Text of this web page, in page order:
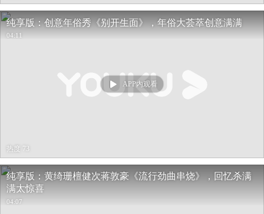
纯享版：创意年俗秀《别开生面》，年俗大荟萃创意满满
04:11
APP内观看
热度 73
纯享版：黄绮珊檀健次蒋敦豪《流行劲曲串烧》，回忆杀满
满太惊喜
04:07